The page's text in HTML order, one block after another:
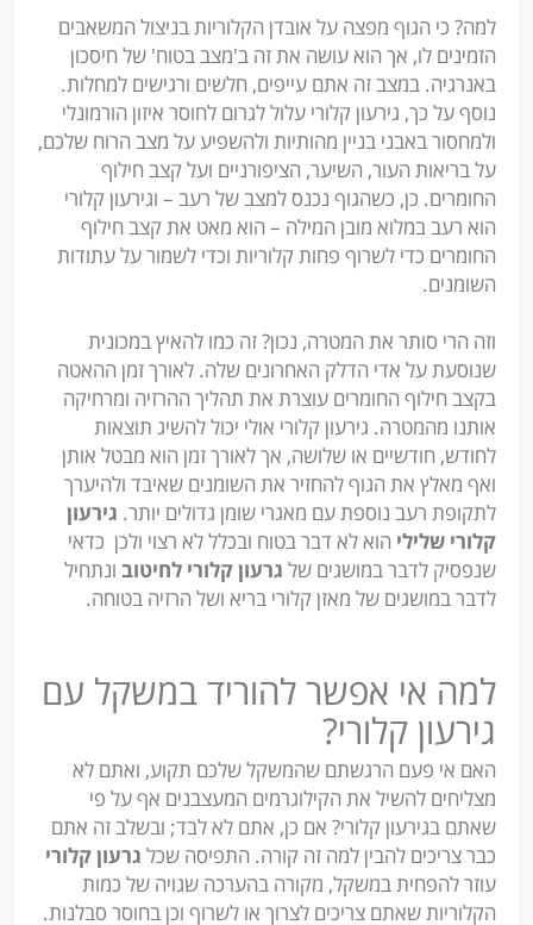
למה? כי הגוף מפצה על אובדן הקלוריות בניצול המשאבים
הזמינים לו, אך הוא עושה את זה ב'מצב בטוח' של חיסכון
באנרגיה. במצב זה אתם עייפים, חלשים ורגישים למחלות.
נוסף על כך, גירעון קלורי עלול לגרום לחוסר איזון הורמונלי
ולמחסור באבני בניין מהותיות ולהשפיע על מצב הרוח שלכם,
על בריאות העור, השיער, הציפורניים ועל קצב חילוף
החומרים. כן, כשהגוף נכנס למצב של רעב – וגירעון קלורי
הוא רעב במלוא מובן המילה – הוא מאט את קצב חילוף
החומרים כדי לשרוף פחות קלוריות וכדי לשמור על עתודות
השומנים.
וזה הרי סותר את המטרה, נכון? זה כמו להאיץ במכונית
שנוסעת על אדי הדלק האחרונים שלה. לאורך זמן ההאטה
בקצב חילוף החומרים עוצרת את תהליך ההרזיה ומרחיקה
אותנו מהמטרה. גירעון קלורי אולי יכול להשיג תוצאות
לחודש, חודשיים או שלושה, אך לאורך זמן הוא מבטל אותן
ואף מאלץ את הגוף להחזיר את השומנים שאיבד ולהיערך
לתקופת רעב נוספת עם מאגרי שומן גדולים יותר. גירעון
קלורי שלילי הוא לא דבר בטוח ובכלל לא רצוי ולכן כדאי
שנפסיק לדבר במושגים של גרעון קלורי לחיטוב ונתחיל
לדבר במושגים של מאזן קלורי בריא ושל הרזיה בטוחה.
למה אי אפשר להוריד במשקל עם
גירעון קלורי?
האם אי פעם הרגשתם שהמשקל שלכם תקוע, ואתם לא
מצליחים להשיל את הקילוגרמים המעצבנים אף על פי
שאתם בגירעון קלורי? אם כן, אתם לא לבד; ובשלב זה אתם
כבר צריכים להבין למה זה קורה. התפיסה שכל גרעון קלורי
עוזר להפחית במשקל, מקורה בהערכה שגויה של כמות
הקלוריות שאתם צריכים לצרוך או לשרוף וכן בחוסר סבלנות.